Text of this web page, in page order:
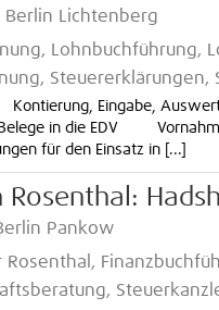
Berlin Lichtenberg
Lohnbuchführung,
Eingabe,
Belege in die EDV
für den Einsatz in [...]
Pankow